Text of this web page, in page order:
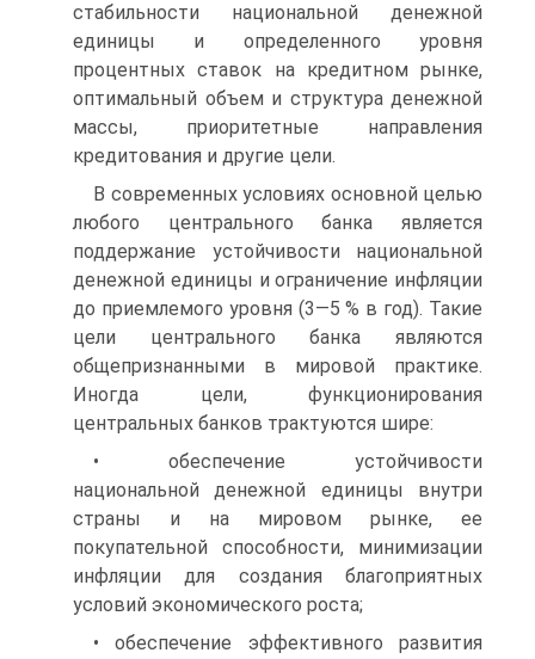
стабильности наци­ональной денежной
единицы и определенного уровня
процентных ставок на кредитном рынке,
оптимальный объем и структура де­нежной
массы, приоритетные направления
кредитования и другие цели.
В современных условиях основной целью
любого центрального банка является
поддержание устойчивости национальной
денежной единицы и ограничение инфляции
до приемлемого уровня (3—5 % в год). Такие
цели центрального банка являются
общепризнанными в мировой практике.
Иногда цели, функционирования
центральных банков трактуются шире:
• обеспечение устойчивости
национальной денежной единицы внутри
страны и на мировом рынке, ее
покупательной способности, минимизации
инфляции для создания благоприятных
условий экономического роста;
• обеспечение эффективного развития